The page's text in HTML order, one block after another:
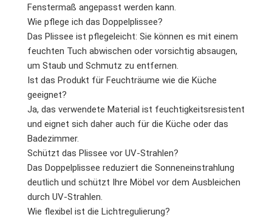
Fenstermaß angepasst werden kann.
Wie pflege ich das Doppelplissee?
Das Plissee ist pflegeleicht: Sie können es mit einem
feuchten Tuch abwischen oder vorsichtig absaugen,
um Staub und Schmutz zu entfernen.
Ist das Produkt für Feuchträume wie die Küche
geeignet?
Ja, das verwendete Material ist feuchtigkeitsresistent
und eignet sich daher auch für die Küche oder das
Badezimmer.
Schützt das Plissee vor UV-Strahlen?
Das Doppelplissee reduziert die Sonneneinstrahlung
deutlich und schützt Ihre Möbel vor dem Ausbleichen
durch UV-Strahlen.
Wie flexibel ist die Lichtregulierung?